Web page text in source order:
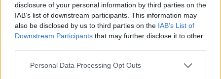
disclosure of your personal information by third parties on the
IAB’s list of downstream participants. This information may
also be disclosed by us to third parties on the IAB’s List of
Downstream Participants that may further disclose it to other
Personal Data Processing Opt Outs
Για ραντεβού οι ενδιαφερόμενοι μπορούν να
καλούν στο τηλέφωνο 6977970757.
Η συνεργασία θα συνεχιστεί και κατά το νέο έτος, με
νεότερη ανακοίνωση να ακολουθεί σύντομα!